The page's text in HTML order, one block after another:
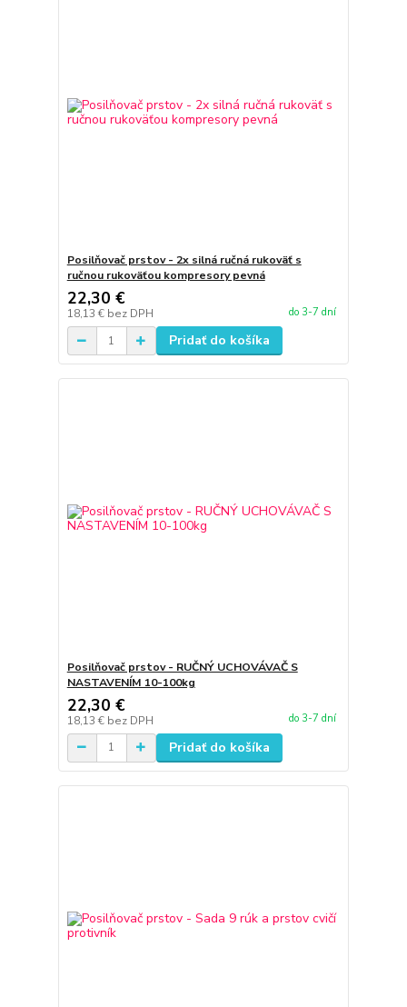
Posilňovač prstov - 2x silná ručná rukoväť s
ručnou rukoväťou kompresory pevná
22,30 €
18,13 € bez DPH do 3-7 dní
Pridať do košíka
Posilňovač prstov - RUČNÝ UCHOVÁVAČ S
NASTAVENÍM 10-100kg
22,30 €
18,13 € bez DPH do 3-7 dní
Pridať do košíka